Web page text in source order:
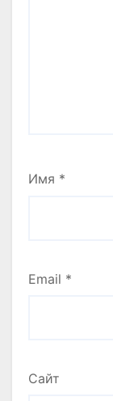
Имя *
Email *
Сайт